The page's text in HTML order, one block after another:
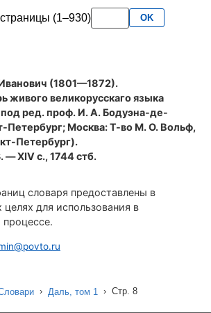
(1–930) OK
(1801—1872).
живого великорусскаго языка
ред. проф. И. А. Бодуэна-де-
Петербург; Москва: Т-во М. О. Вольф,
Петербург).
XIV с., 1744 стб.
словаря предоставлены в
для использования в
процессе.
› Даль, том 1 › Стр. 8